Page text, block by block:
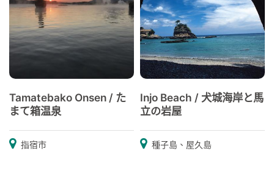
Tamatebako Onsen / た
まて箱温泉
指宿市
Injo Beach / 犬城海岸と馬
立の岩屋
種子島、屋久島